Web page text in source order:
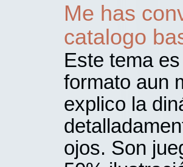
Me has
catalogo
Este tema
formato aun
explico la
ojos. Son